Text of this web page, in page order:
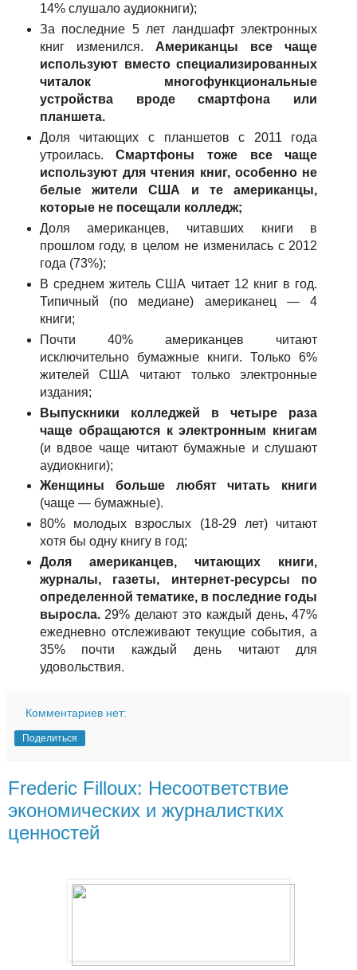
14% слушало аудиокниги);
За последние 5 лет ландшафт электронных
книг изменился. Американцы все чаще
используют вместо специализированных
читалок многофункциональные
устройства вроде смартфона или
планшета.
Доля читающих с планшетов с 2011 года
утроилась.Смартфоны тоже все чаще
используют для чтения книг, особенно не
белые жители США и те американцы,
которые не посещали колледж;
Доля американцев, читавших книги в
прошлом году, в целом не изменилась с 2012
года (73%);
В среднем житель США читает 12 книг в год.
Типичный (по медиане) американец — 4
книги;
Почти 40% американцев читают
исключительно бумажные книги. Только 6%
жителей США читают только электронные
издания;
Выпускники колледжей в четыре раза
чаще обращаются к электронным книгам
(и вдвое чаще читают бумажные и слушают
аудиокниги);
Женщины больше любят читать книги
(чаще — бумажные).
80% молодых взрослых (18-29 лет) читают
хотя бы одну книгу в год;
Доля американцев, читающих книги,
журналы, газеты, интернет-ресурсы по
определенной тематике, в последние годы
выросла.29% делают это каждый день, 47%
ежедневно отслеживают текущие события, а
35% почти каждый день читают для
удовольствия.
Комментариев нет:
Поделиться
Frederic Filloux: Несоответствие
экономических и журналистких
ценностей